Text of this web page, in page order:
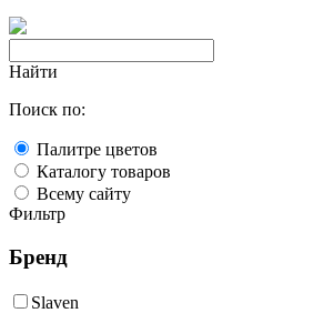
Найти
Поиск по:
Палитре цветов
Каталогу товаров
Всему сайту
Фильтр
Бренд
Slaven